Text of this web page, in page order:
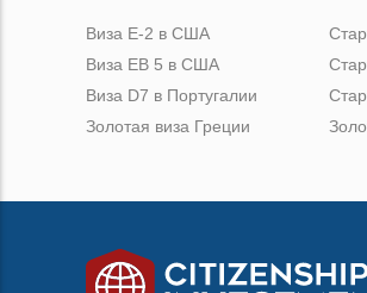
Виза Е-2 в США
Виза ЕВ 5 в США
Виза D7 в Португалии
Золотая виза Греции